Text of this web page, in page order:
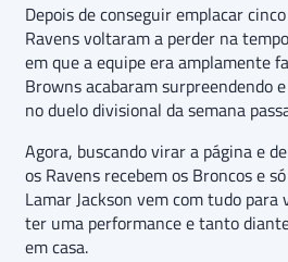
Depois de conseguir emplacar
Ravens voltaram a perder na
em que a equipe era amplamente
Browns acabaram surpreendendo
no duelo divisional da semana
Agora, buscando virar a página e
os Ravens recebem os Broncos e
Lamar Jackson vem com tudo
ter uma performance e tanto
em casa.